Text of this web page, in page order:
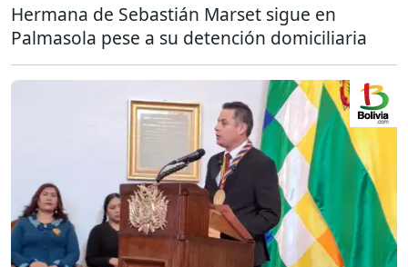
Hermana de Sebastián Marset sigue en
Palmasola pese a su detención domiciliaria